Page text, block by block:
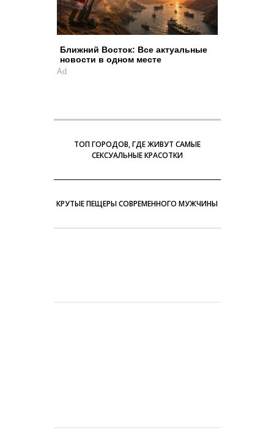
Ближний Восток: Все актуальные
новости в одном месте
Ad
ТОП ГОРОДОВ, ГДЕ ЖИВУТ САМЫЕ
СЕКСУАЛЬНЫЕ КРАСОТКИ
КРУТЫЕ ПЕЩЕРЫ СОВРЕМЕННОГО МУЖЧИНЫ